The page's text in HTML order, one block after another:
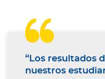

“Los resultados
nuestros